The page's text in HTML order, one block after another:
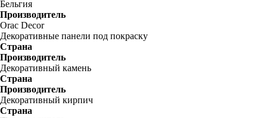
Бельгия
Производитель
Orac Decor
Декоративные панели под покраску
Страна
Производитель
Декоративный камень
Страна
Производитель
Декоративный кирпич
Страна